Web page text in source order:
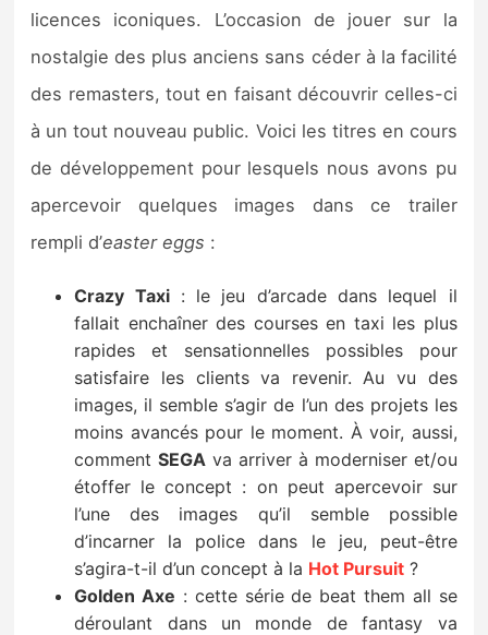
Autres tests
Previews
Précommandes
Précommandes jeux Switch 2
Bons plans
Guides
licences iconiques. L’occasion de jouer sur la
nostalgie des plus anciens sans céder à la facilité
des remasters, tout en faisant découvrir celles-ci
à un tout nouveau public. Voici les titres en cours
de développement pour lesquels nous avons pu
apercevoir quelques images dans ce trailer
rempli d’easter eggs :
Crazy Taxi: le jeu d’arcade dans lequel il
fallait enchaîner des courses en taxi les plus
rapides et sensationnelles possibles pour
satisfaire les clients va revenir. Au vu des
images, il semble s’agir de l’un des projets les
moins avancés pour le moment. À voir, aussi,
commentSEGA va arriver à moderniser et/ou
étoffer le concept : on peut apercevoir sur
l’une des images qu’il semble possible
d’incarner la police dans le jeu, peut-être
s’agira-t-il d’un concept à la Hot Pursuit ?
Golden Axe : cette série de beat them all se
déroulant dans un monde de fantasy va